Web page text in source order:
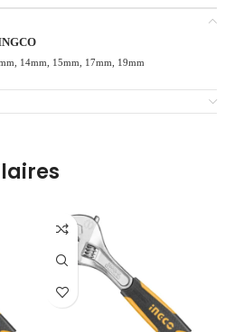
14mm, 15mm, 17mm, 19mm